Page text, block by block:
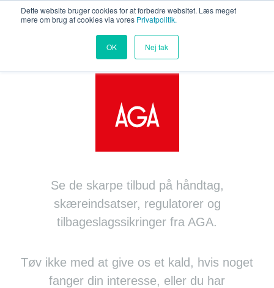
Dette website bruger cookies for at forbedre websitet. Læs meget
mere om brug af cookies via vores Privatpolitik.
OK Nej tak
Se de skarpe tilbud på håndtag,
skæreindsatser, regulatorer og
tilbageslagssikringer fra AGA.
Tøv ikke med at give os et kald, hvis noget
fanger din interesse, eller du har